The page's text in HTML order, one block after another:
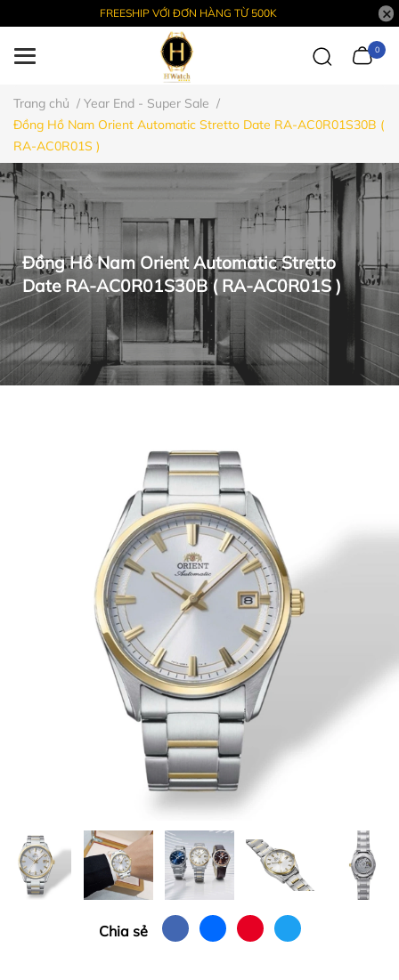
FREESHIP VỚI ĐƠN HÀNG TỪ 500K
0
Trang chủ / Year End - Super Sale /
Đồng Hồ Nam Orient Automatic Stretto Date RA-AC0R01S30B (
RA-AC0R01S )
Đồng Hồ Nam Orient Automatic Stretto
Date RA-AC0R01S30B ( RA-AC0R01S )
Chia sẻ